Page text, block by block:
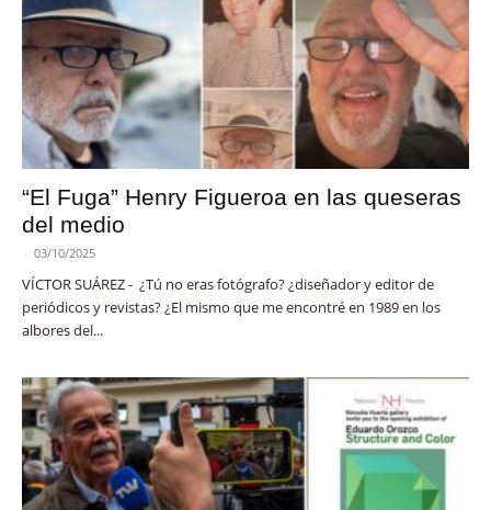
“El Fuga” Henry Figueroa en las queseras
del medio
- 03/10/2025
VÍCTOR SUÁREZ - ¿Tú no eras fotógrafo? ¿diseñador y editor de
periódicos y revistas? ¿El mismo que me encontré en 1989 en los
albores del...